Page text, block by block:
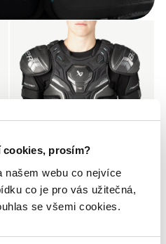
prosím?
našem webu co nejvíce
co je pro vás užitečná,
se všemi cookies.
SENIOR
Ramena Supreme F50
5 099 Kč